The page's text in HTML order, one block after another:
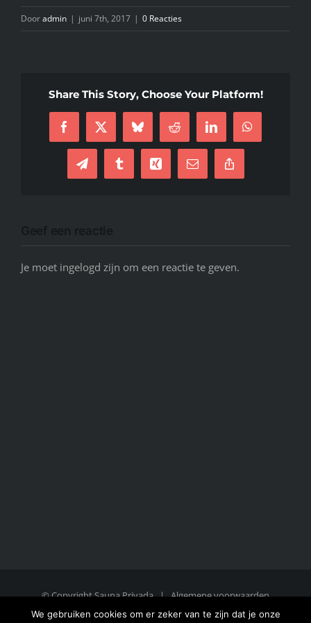
INFO
GIFTCARD
Dooradmin | juni 7th, 2017 | 0 Reacties
Share This Story, Choose Your Platform!
Facebook
X BlueskyReddit LinkedInWhatsApp
TelegramTumblrXing
E-
mail
Copy
Link
Je moet ingelogd zijn om een reactie te geven.
© Copyright Sauna Privada |Algemene voorwaarden
|Website door Nano Web
We gebruiken cookies om er zeker van te zijn dat je onze